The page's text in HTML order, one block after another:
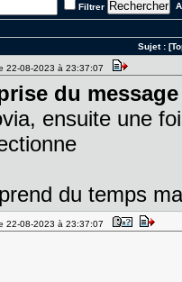
Filtrer
Sujet :
22-08-2023 à 23:37:07
du
ensuite une
du temps
22-08-2023 à 23:37:07